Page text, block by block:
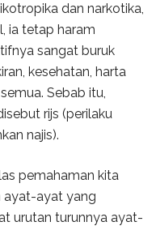
dan narkotika,
ia tetap haram
sangat buruk
kesehatan, harta
Sebab itu,
rijs (perilaku
najis).
pemahaman kita
ayat-ayat yang
urutan turunnya ayat-